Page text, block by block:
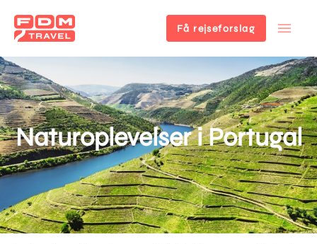
Gå
til
hovedindhold
Få rejseforslag
Naturoplevelser i Portugal